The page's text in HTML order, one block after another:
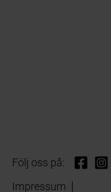
Följ oss på:
Impressum